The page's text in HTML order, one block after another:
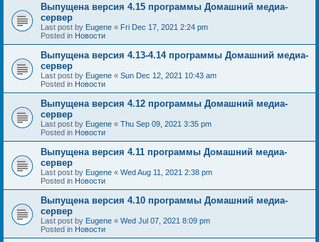
Выпущена версия 4.15 программы Домашний медиа-
сервер
Last post by Eugene « Fri Dec 17, 2021 2:24 pm
Posted in Новости
Выпущена версия 4.13-4.14 программы Домашний медиа-
сервер
Last post by Eugene « Sun Dec 12, 2021 10:43 am
Posted in Новости
Выпущена версия 4.12 программы Домашний медиа-
сервер
Last post by Eugene « Thu Sep 09, 2021 3:35 pm
Posted in Новости
Выпущена версия 4.11 программы Домашний медиа-
сервер
Last post by Eugene « Wed Aug 11, 2021 2:38 pm
Posted in Новости
Выпущена версия 4.10 программы Домашний медиа-
сервер
Last post by Eugene « Wed Jul 07, 2021 8:09 pm
Posted in Новости